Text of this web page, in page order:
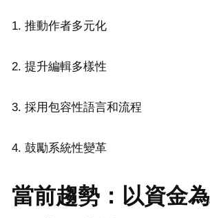
1. 推動作者多元化
2. 提升編輯多樣性
3. 採用包容性語言和流程
4. 鼓勵系統性變革
當前趨勢：以資金